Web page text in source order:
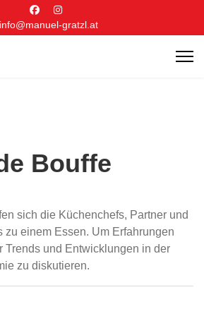
info@manuel-gratzl.at
Bouffe
sich die Küchenchefs, Partner und
zu einem Essen. Um Erfahrungen
Trends und Entwicklungen in der
zu diskutieren.